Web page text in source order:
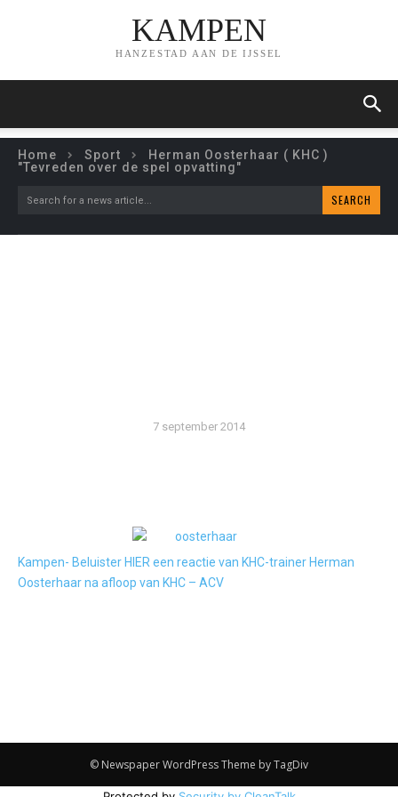
KAMPEN
HANZESTAD AAN DE IJSSEL
Home Sport
Herman Oosterhaar ( KHC )
"Tevreden over de spel opvatting"
Search for a news article... SEARCH
7 september 2014
Kampen- Beluister HIER een reactie van KHC-trainer Herman
Oosterhaar na afloop van KHC – ACV
© Newspaper WordPress Theme by TagDiv